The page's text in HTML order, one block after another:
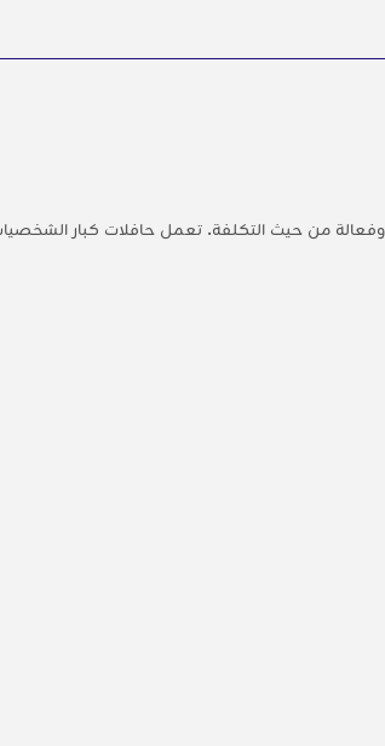
من حيث التكلفة. تعمل حافلات كبار الشخصيات